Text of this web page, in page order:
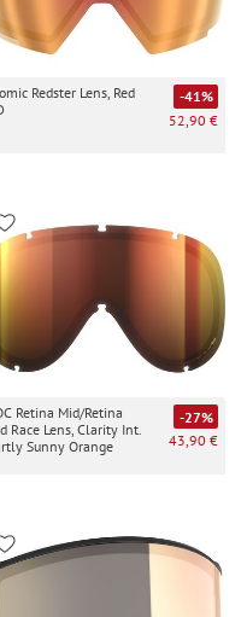
Redster Lens, Red
-41%
52,90 €
Retina Mid/Retina
Race Lens, Clarity Int.
Sunny Orange
-27%
43,90 €